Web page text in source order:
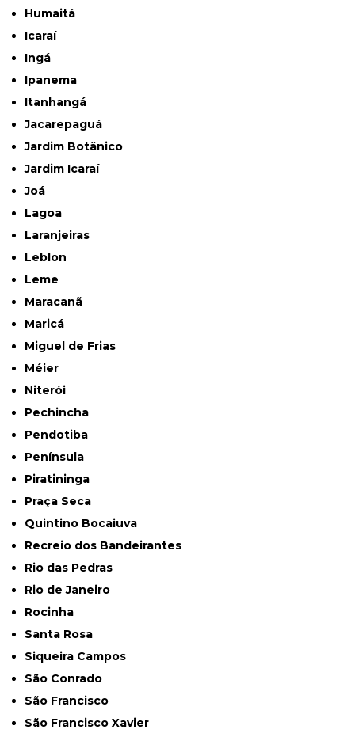
Humaitá
Icaraí
Ingá
Ipanema
Itanhangá
Jacarepaguá
Jardim Botânico
Jardim Icaraí
Joá
Lagoa
Laranjeiras
Leblon
Leme
Maracanã
Maricá
Miguel de Frias
Méier
Niterói
Pechincha
Pendotiba
Península
Piratininga
Praça Seca
Quintino Bocaiuva
Recreio dos Bandeirantes
Rio das Pedras
Rio de Janeiro
Rocinha
Santa Rosa
Siqueira Campos
São Conrado
São Francisco
São Francisco Xavier